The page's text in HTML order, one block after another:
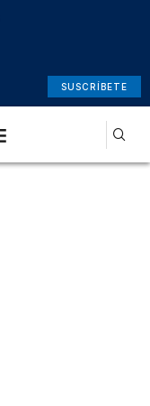
SUSCRÍBETE